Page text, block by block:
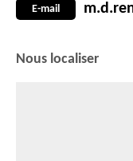
E-mail
Nous localiser